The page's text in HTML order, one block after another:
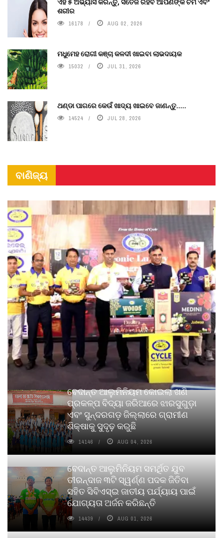
ଶରୀର
16178 AUG 02, 2026
ମଧୁମେହ ରୋଗୀ କଞ୍ଚା କଳଦୀ ଖାଇବା ଲାଭଦାୟକ
15032 JUL 31, 2026
ଥଣ୍ଡା ପାଗରେ କେଉଁ ଖାଦ୍ୟ ଖାଇବେ ଜାଣନ୍ତୁ.....
14524 JUL 28, 2026
ବାଣିଜ୍ୟ
ବେଦାନ୍ତ ଆଲୁମିନିୟମ କୋଇଲା ଖଣି
ପ୍ରକଳ୍ପ ବିଦ୍ୟା ଜରିଆରେ ଝାରସୁଗୁଡ଼ା
ଏବଂ ସୁନ୍ଦରଗଡ଼ ଜିଲ୍ଲାରେ ଗ୍ରାମୀଣ
ଶିକ୍ଷାକୁ ସୁଦୃଢ଼ କରୁଛି
14146 AUG 04, 2026
ବେଦାନ୍ତ ଆଲୁମିନିୟମ ସମର୍ଥିତ ଯୁବ
ତୀରନ୍ଦାଜ ୩ଟି ସ୍ୱର୍ଣ୍ଣ ପଦକ ଜିତିବା
ସହିତ ସିବିଏସ୍ଇ ଜାତୀୟ ପର୍ଯ୍ୟାୟ ପାଇଁ
ଯୋଗ୍ୟତା ଅର୍ଜନ କରିଛନ୍ତି
14439 AUG 01, 2026